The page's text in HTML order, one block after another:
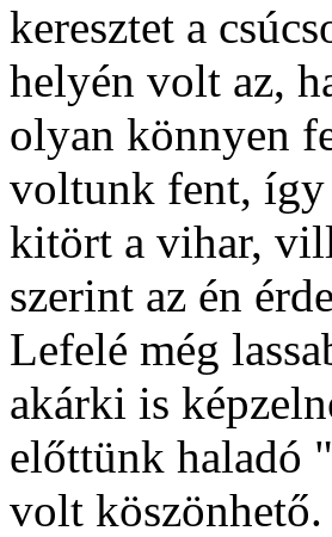
keresztet a
helyén volt az,
olyan könnyen
voltunk fent, így
kitört a vihar,
szerint az én
Lefelé még
akárki is
előttünk haladó
volt